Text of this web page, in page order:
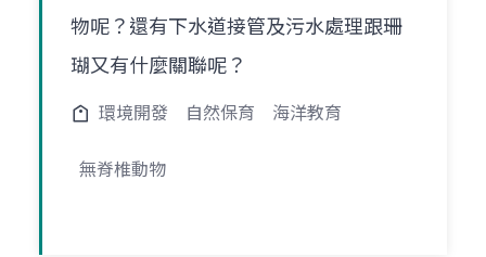
物呢？還有下水道接管及污水處理跟珊
瑚又有什麼關聯呢？
環境開發 自然保育 海洋教育
無脊椎動物